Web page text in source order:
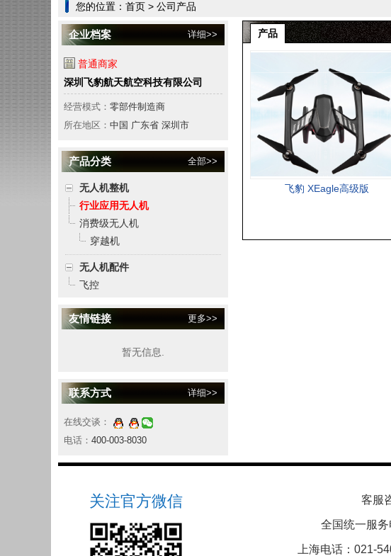
您的位置： 首页 > 公司产品
企业档案 详细>>
普通商家
深圳飞豹航天航空科技有限公司
经营模式： 零部件制造商
所在地区： 中国 广东省 深圳市
产品分类 全部>>
无人机整机
行业应用无人机
消费级无人机
穿越机
无人机配件
飞控
友情链接 更多>>
暂无信息.
联系方式 详细>>
在线交谈：
电话： 400-003-8030
产品
飞豹 XEagle高级版
客服
全国统一服务
上海电话：021-
关注官方微信